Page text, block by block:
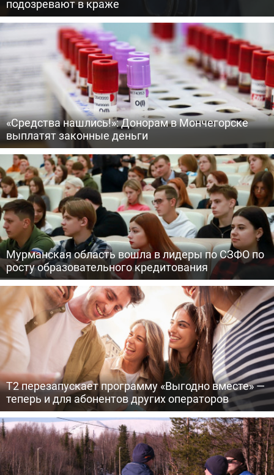
подозревают в краже
«Средства нашлись!»: Донорам в Мончегорске
выплатят законные деньги
Мурманская область вошла в лидеры по СЗФО по
росту образовательного кредитования
Т2 перезапускает программу «Выгодно вместе» —
теперь и для абонентов других операторов